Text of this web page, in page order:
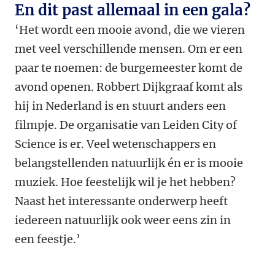
En dit past allemaal in een gala?
‘Het wordt een mooie avond, die we vieren
met veel verschillende mensen. Om er een
paar te noemen: de burgemeester komt de
avond openen. Robbert Dijkgraaf komt als
hij in Nederland is en stuurt anders een
filmpje. De organisatie van Leiden City of
Science is er. Veel wetenschappers en
belangstellenden natuurlijk én er is mooie
muziek. Hoe feestelijk wil je het hebben?
Naast het interessante onderwerp heeft
iedereen natuurlijk ook weer eens zin in
een feestje.’